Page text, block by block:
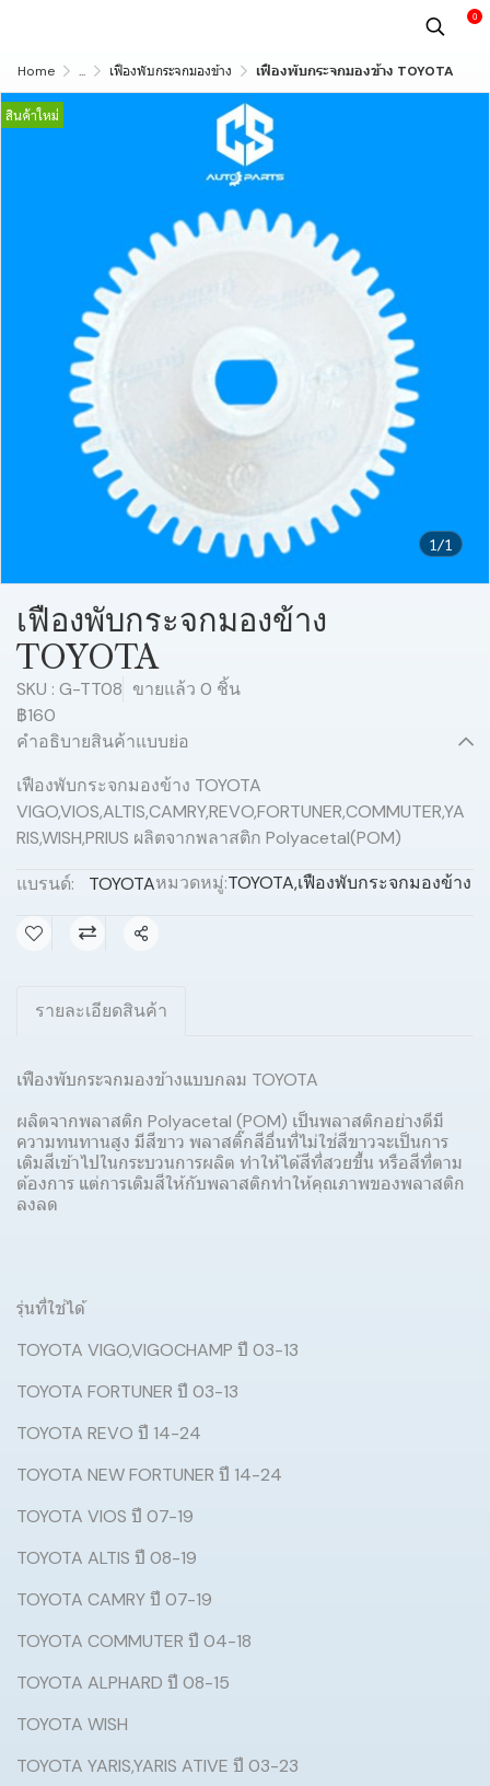
0
Home ... เฟืองพับกระจกมองข้าง เฟืองพับกระจกมองข้าง TOYOTA
1/1
สินค้าใหม่
เฟืองพับกระจกมองข้าง
TOYOTA
SKU : G-TT08 ขายแล้ว 0 ชิ้น
฿160
คำอธิบายสินค้าแบบย่อ
เฟืองพับกระจกมองข้าง TOYOTA
VIGO,VIOS,ALTIS,CAMRY,REVO,FORTUNER,COMMUTER,YA
RIS,WISH,PRIUS ผลิตจากพลาสติก Polyacetal(POM)
แบรนด์:
TOYOTAหมวดหมู่:TOYOTA,เฟืองพับกระจกมองข้าง
แชร์
รายละเอียดสินค้า
เฟืองพับกระจกมองข้างแบบกลม TOYOTA
ผลิตจากพลาสติก Polyacetal (POM) เป็นพลาสติกอย่างดีมี
ความทนทานสูง มีสีขาว พลาสติ๊กสีอื่นที่ไม่ใช่สีขาวจะเป็นการ
เติมสีเข้าไปในกระบวนการผลิต ทำให้ได้สีที่สวยขึ้น หรือสีที่ตาม
ต้องการ แต่การเติมสีให้กับพลาสติกทำให้คุณภาพของพลาสติก
ลงลด
รุ่นที่ใช่ได้
TOYOTA VIGO,VIGOCHAMP ปี 03-13
TOYOTA FORTUNER ปี 03-13
TOYOTA REVO ปี 14-24
TOYOTA NEW FORTUNER ปี 14-24
TOYOTA VIOS ปี 07-19
TOYOTA ALTIS ปี 08-19
TOYOTA CAMRY ปี 07-19
TOYOTA COMMUTER ปี 04-18
TOYOTA ALPHARD ปี 08-15
TOYOTA WISH
TOYOTA YARIS,YARIS ATIVE ปี 03-23